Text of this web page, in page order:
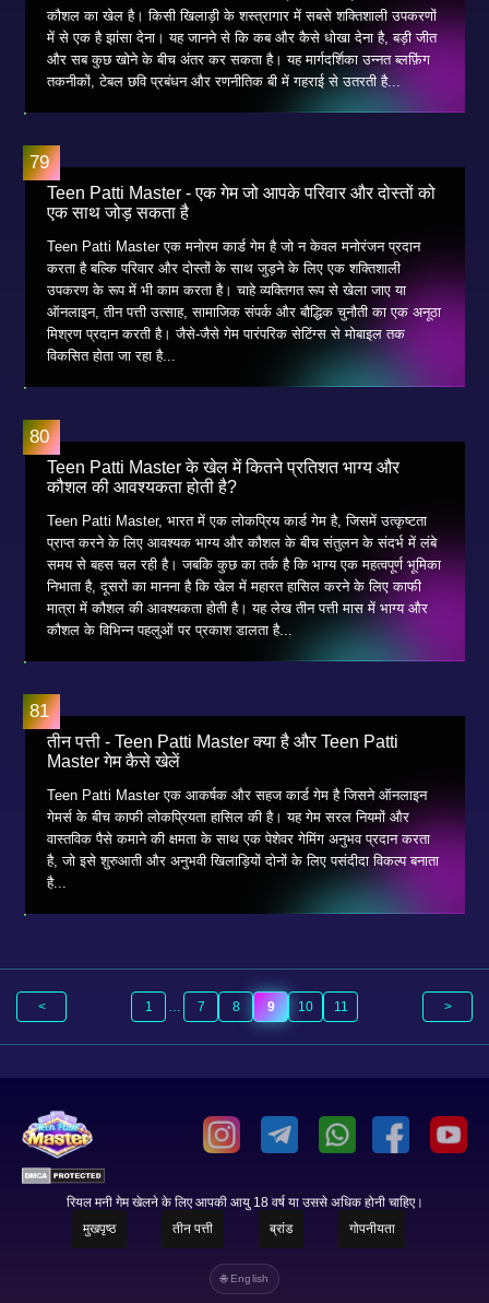
कौशल का खेल है। किसी खिलाड़ी के शस्त्रागार में सबसे शक्तिशाली उपकरणों
में से एक है झांसा देना। यह जानने से कि कब और कैसे धोखा देना है, बड़ी जीत
और सब कुछ खोने के बीच अंतर कर सकता है। यह मार्गदर्शिका उन्नत ब्लफ़िंग
तकनीकों, टेबल छवि प्रबंधन और रणनीतिक बी में गहराई से उतरती है...
Teen Patti Master - एक गेम जो आपके परिवार और दोस्तों को
एक साथ जोड़ सकता है
Teen Patti Master एक मनोरम कार्ड गेम है जो न केवल मनोरंजन प्रदान
करता है बल्कि परिवार और दोस्तों के साथ जुड़ने के लिए एक शक्तिशाली
उपकरण के रूप में भी काम करता है। चाहे व्यक्तिगत रूप से खेला जाए या
ऑनलाइन, तीन पत्ती उत्साह, सामाजिक संपर्क और बौद्धिक चुनौती का एक अनूठा
मिश्रण प्रदान करती है। जैसे-जैसे गेम पारंपरिक सेटिंग्स से मोबाइल तक
विकसित होता जा रहा है...
Teen Patti Master के खेल में कितने प्रतिशत भाग्य और
कौशल की आवश्यकता होती है?
Teen Patti Master, भारत में एक लोकप्रिय कार्ड गेम है, जिसमें उत्कृष्टता
प्राप्त करने के लिए आवश्यक भाग्य और कौशल के बीच संतुलन के संदर्भ में लंबे
समय से बहस चल रही है। जबकि कुछ का तर्क है कि भाग्य एक महत्वपूर्ण भूमिका
निभाता है, दूसरों का मानना ​​है कि खेल में महारत हासिल करने के लिए काफी
मात्रा में कौशल की आवश्यकता होती है। यह लेख तीन पत्ती मास में भाग्य और
कौशल के विभिन्न पहलुओं पर प्रकाश डालता है...
तीन पत्ती - Teen Patti Master क्या है और Teen Patti
Master गेम कैसे खेलें
Teen Patti Master एक आकर्षक और सहज कार्ड गेम है जिसने ऑनलाइन
गेमर्स के बीच काफी लोकप्रियता हासिल की है। यह गेम सरल नियमों और
वास्तविक पैसे कमाने की क्षमता के साथ एक पेशेवर गेमिंग अनुभव प्रदान करता
है, जो इसे शुरुआती और अनुभवी खिलाड़ियों दोनों के लिए पसंदीदा विकल्प बनाता
है...
< 1 … 7 8 9 10 11 >
रियल मनी गेम खेलने के लिए आपकी आयु 18 वर्ष या उससे अधिक होनी चाहिए।
मुखपृष्ठ
तीन पत्ती ब्रांड गोपनीयता
🌐 English